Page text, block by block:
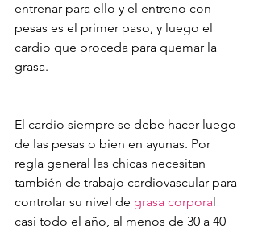
entrenar para ello y el entreno con
pesas es el primer paso, y luego el
cardio que proceda para quemar la
grasa.
El cardio siempre se debe hacer luego
de las pesas o bien en ayunas. Por
regla general las chicas necesitan
también de trabajo cardiovascular para
controlar su nivel de grasa corpora
casi todo el año, al menos de 30 a 40